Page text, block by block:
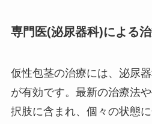
専門医(泌尿器科)による
仮性包茎の治療には、泌尿
が有効です。最新の治療法
択肢に含まれ、個々の状態